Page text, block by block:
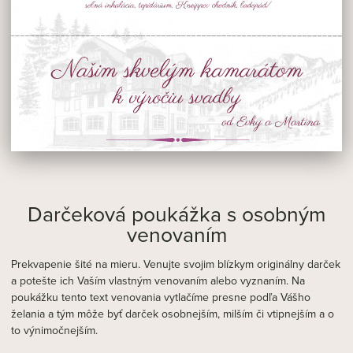
Darčeková poukážka s osobným
venovaním
Prekvapenie šité na mieru. Venujte svojim blízkym originálny darček
a potešte ich Vaším vlastným venovaním alebo vyznaním. Na
poukážku tento text venovania vytlačíme presne podľa Vášho
želania a tým môže byť darček osobnejším, milším či vtipnejším a o
to výnimočnejším.